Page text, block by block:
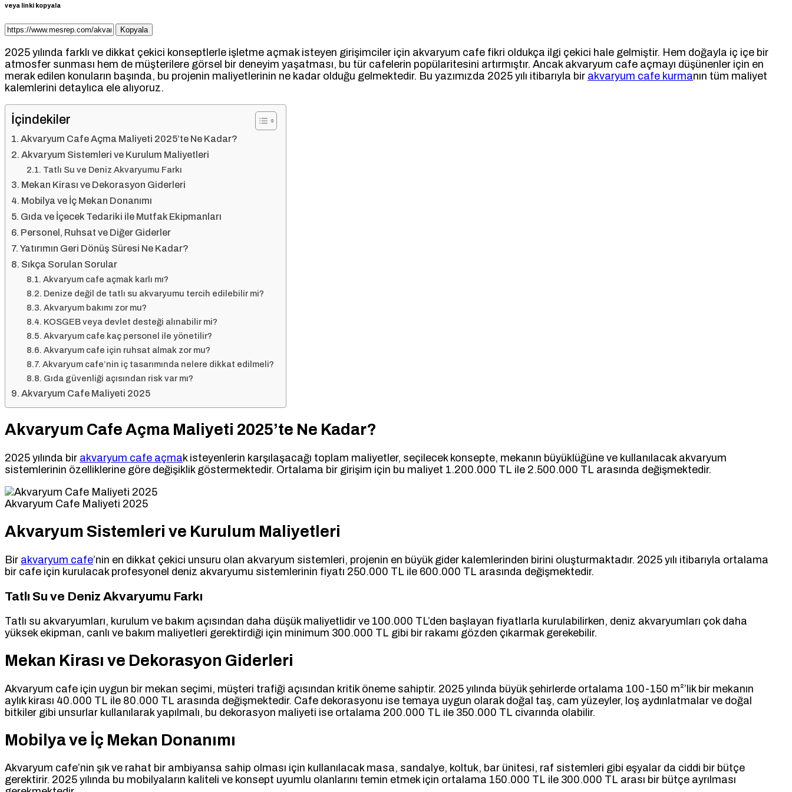
veya linki kopyala
Kopyala
2025 yılında farklı ve dikkat çekici konseptlerle işletme açmak isteyen girişimciler için akvaryum cafe fikri oldukça ilgi çekici hale gelmiştir. Hem doğayla iç içe bir
atmosfer sunması hem de müşterilere görsel bir deneyim yaşatması, bu tür cafelerin popülaritesini artırmıştır. Ancak akvaryum cafe açmayı düşünenler için en
merak edilen konuların başında, bu projenin maliyetlerinin ne kadar olduğu gelmektedir. Bu yazımızda 2025 yılı itibarıyla bir akvaryum cafe kurmanın tüm maliyet
kalemlerini detaylıca ele alıyoruz.
İçindekiler
Akvaryum Cafe Açma Maliyeti 2025’te Ne Kadar?
Akvaryum Sistemleri ve Kurulum Maliyetleri
Tatlı Su ve Deniz Akvaryumu Farkı
Mekan Kirası ve Dekorasyon Giderleri
Mobilya ve İç Mekan Donanımı
Gıda ve İçecek Tedariki ile Mutfak Ekipmanları
Personel, Ruhsat ve Diğer Giderler
Yatırımın Geri Dönüş Süresi Ne Kadar?
Sıkça Sorulan Sorular
Akvaryum cafe açmak karlı mı?
Denize değil de tatlı su akvaryumu tercih edilebilir mi?
Akvaryum bakımı zor mu?
KOSGEB veya devlet desteği alınabilir mi?
Akvaryum cafe kaç personel ile yönetilir?
Akvaryum cafe için ruhsat almak zor mu?
Akvaryum cafe’nin iç tasarımında nelere dikkat edilmeli?
Gıda güvenliği açısından risk var mı?
Akvaryum Cafe Maliyeti 2025
Akvaryum Cafe Açma Maliyeti 2025’te Ne Kadar?
2025 yılında bir akvaryum cafe açmak isteyenlerin karşılaşacağı toplam maliyetler, seçilecek konsepte, mekanın büyüklüğüne ve kullanılacak akvaryum
sistemlerinin özelliklerine göre değişiklik göstermektedir. Ortalama bir girişim için bu maliyet 1.200.000 TL ile 2.500.000 TL arasında değişmektedir.
Akvaryum Cafe Maliyeti 2025
Akvaryum Sistemleri ve Kurulum Maliyetleri
Bir akvaryum cafe’nin en dikkat çekici unsuru olan akvaryum sistemleri, projenin en büyük gider kalemlerinden birini oluşturmaktadır. 2025 yılı itibarıyla ortalama
bir cafe için kurulacak profesyonel deniz akvaryumu sistemlerinin fiyatı 250.000 TL ile 600.000 TL arasında değişmektedir.
Tatlı Su ve Deniz Akvaryumu Farkı
Tatlı su akvaryumları, kurulum ve bakım açısından daha düşük maliyetlidir ve 100.000 TL’den başlayan fiyatlarla kurulabilirken, deniz akvaryumları çok daha
yüksek ekipman, canlı ve bakım maliyetleri gerektirdiği için minimum 300.000 TL gibi bir rakamı gözden çıkarmak gerekebilir.
Mekan Kirası ve Dekorasyon Giderleri
Akvaryum cafe için uygun bir mekan seçimi, müşteri trafiği açısından kritik öneme sahiptir. 2025 yılında büyük şehirlerde ortalama 100-150 m²’lik bir mekanın
aylık kirası 40.000 TL ile 80.000 TL arasında değişmektedir. Cafe dekorasyonu ise temaya uygun olarak doğal taş, cam yüzeyler, loş aydınlatmalar ve doğal
bitkiler gibi unsurlar kullanılarak yapılmalı, bu dekorasyon maliyeti ise ortalama 200.000 TL ile 350.000 TL civarında olabilir.
Mobilya ve İç Mekan Donanımı
Akvaryum cafe’nin şık ve rahat bir ambiyansa sahip olması için kullanılacak masa, sandalye, koltuk, bar ünitesi, raf sistemleri gibi eşyalar da ciddi bir bütçe
gerektirir. 2025 yılında bu mobilyaların kaliteli ve konsept uyumlu olanlarını temin etmek için ortalama 150.000 TL ile 300.000 TL arası bir bütçe ayrılması